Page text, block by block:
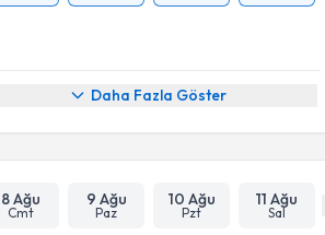
Daha Fazla Göster
8 Ağu
Cmt
9 Ağu
Paz
10 Ağu
Pzt
11 Ağu
Sal